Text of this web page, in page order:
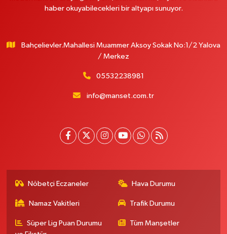
haber okuyabilecekleri bir altyapı sunuyor.
Bahçelievler.Mahallesi Muammer Aksoy Sokak No:1/2 Yalova
/ Merkez
05532238981
info@manset.com.tr
Nöbetçi Eczaneler Hava Durumu
Namaz Vakitleri Trafik Durumu
Süper Lig Puan Durumu
Tüm Manşetler